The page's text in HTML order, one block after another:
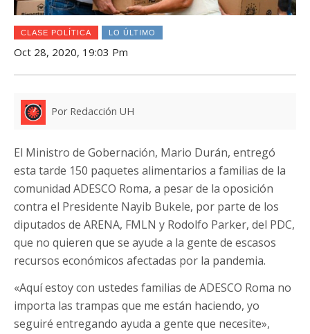
CLASE POLÍTICA LO ÚLTIMO
Oct 28, 2020, 19:03 Pm
Por Redacción UH
El Ministro de Gobernación, Mario Durán, entregó
esta tarde 150 paquetes alimentarios a familias de la
comunidad ADESCO Roma, a pesar de la oposición
contra el Presidente Nayib Bukele, por parte de los
diputados de ARENA, FMLN y Rodolfo Parker, del PDC,
que no quieren que se ayude a la gente de escasos
recursos económicos afectadas por la pandemia.
«Aquí estoy con ustedes familias de ADESCO Roma no
importa las trampas que me están haciendo, yo
seguiré entregando ayuda a gente que necesite»,